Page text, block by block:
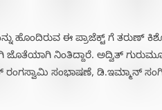
ಹೊಂದಿರುವ ಈ ಪ್ರಾಜೆಕ್ಟ್ ಗೆ ತರುಣ್
ಜೊತೆಯಾಗಿ ನಿಂತಿದ್ದಾರೆ. ಅದ್ವಿತ್‌
ರಂಗಸ್ವಾಮಿ ಸಂಭಾಷಣೆ, ಡಿ.ಇಮ್ಮಾನ್